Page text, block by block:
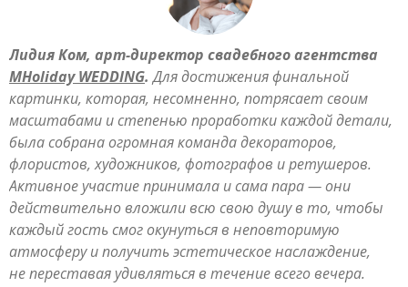
Лидия Ком, арт-директор свадебного агентства
MHoliday WEDDING. Для достижения финальной
картинки, которая, несомненно, потрясает своим
масштабами и степенью проработки каждой детали,
была собрана огромная команда декораторов,
флористов, художников, фотографов и ретушеров.
Активное участие принимала и сама пара — они
действительно вложили всю свою душу в то, чтобы
каждый гость смог окунуться в неповторимую
атмосферу и получить эстетическое наслаждение,
не переставая удивляться в течение всего вечера.